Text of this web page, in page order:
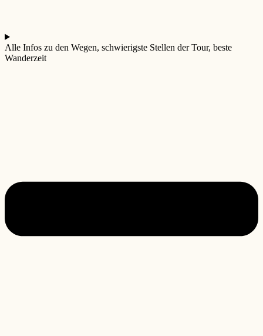
Alle Infos zu den Wegen, schwierigste Stellen der Tour, beste
Wanderzeit